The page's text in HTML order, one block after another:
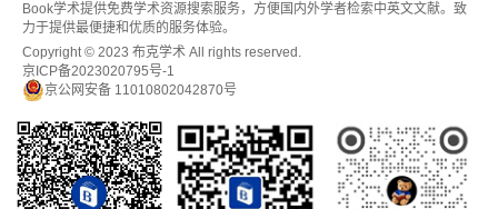
Book学术提供免费学术资源搜索服务，方便国内外学者检索中英文文献。致
力于提供最便捷和优质的服务体验。
Copyright © 2023 布克学术 All rights reserved.
京ICP备2023020795号-1
京公网安备 11010802042870号